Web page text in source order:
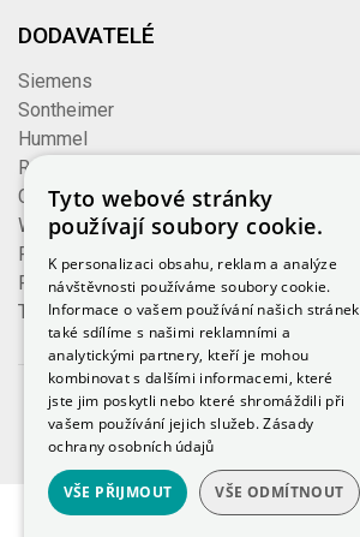
DODAVATELÉ
Siemens
Sontheimer
Hummel
Rose
Cembre
Wieland
Formzeug
Finder
TE Connectivity
© 2023, iKeloc
Tyto webové stránky
používají soubory cookie.
K personalizaci obsahu, reklam a analýze
návštěvnosti používáme soubory cookie.
Informace o vašem používání našich stránek
také sdílíme s našimi reklamními a
analytickými partnery, kteří je mohou
kombinovat s dalšími informacemi, které
jste jim poskytli nebo které shromáždili při
vašem používání jejich služeb.Zásady
ochrany osobních údajů
VŠE PŘIJMOUT VŠE ODMÍTNOUT